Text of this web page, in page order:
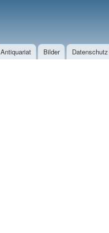
Antiquariat Bilder Datenschutz